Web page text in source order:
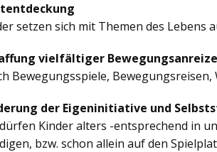
setzen sich mit Themen des Lebens
vielfältiger Bewegungsanreize
Bewegungsspiele,
der Eigeninitiative und
dürfen Kinder alters -entsprechend in
bzw. schon allein auf den